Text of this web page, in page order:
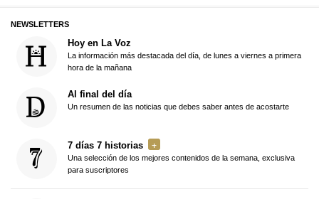
NEWSLETTERS
Hoy en La Voz
La información más destacada del día, de lunes a viernes a primera
hora de la mañana
Al final del día
Un resumen de las noticias que debes saber antes de acostarte
7 días 7 historias
Una selección de los mejores contenidos de la semana, exclusiva
para suscriptores